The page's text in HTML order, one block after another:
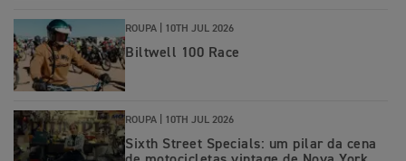
ROUPA | 10TH JUL 2026
Biltwell 100 Race
ROUPA | 10TH JUL 2026
Sixth Street Specials: um pilar da cena